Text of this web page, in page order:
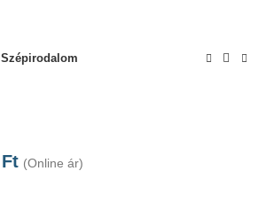
Szépirodalom
Ft (Online ár)